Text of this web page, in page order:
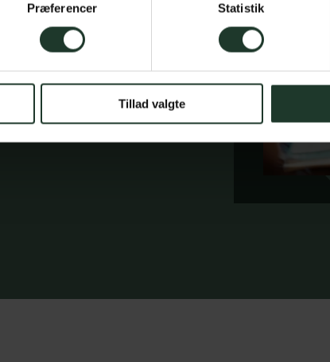
Præferencer Statistik
Tillad valgte
for
i 10.